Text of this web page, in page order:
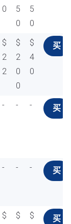
0
5
0
5
0
$
2
2
$
2
0
0
$
4
0
买
- - - 买
- - - 买
$
$
$
买